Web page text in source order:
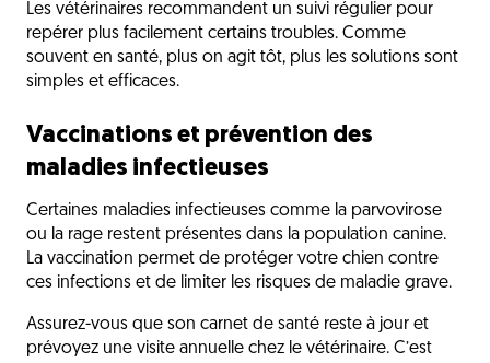
Les vétérinaires recommandent un suivi régulier pour
repérer plus facilement certains troubles. Comme
souvent en santé, plus on agit tôt, plus les solutions sont
simples et efficaces.
Vaccinations et prévention des
maladies infectieuses
Certaines maladies infectieuses comme la parvovirose
ou la rage restent présentes dans la population canine.
La vaccination permet de protéger votre chien contre
ces infections et de limiter les risques de maladie grave.
Assurez-vous que son carnet de santé reste à jour et
prévoyez une visite annuelle chez le vétérinaire. C’est